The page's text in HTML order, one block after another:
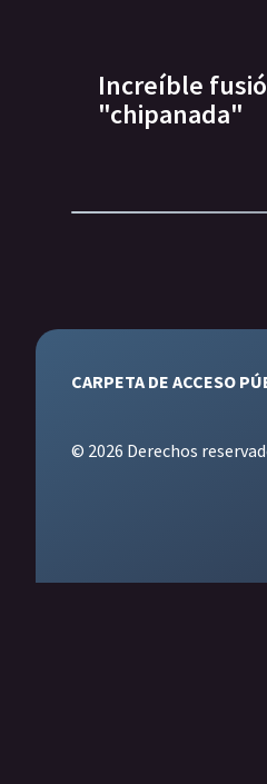
Increíble
"chipanada"
CARPETA DE ACCESO
© 2026 Derechos